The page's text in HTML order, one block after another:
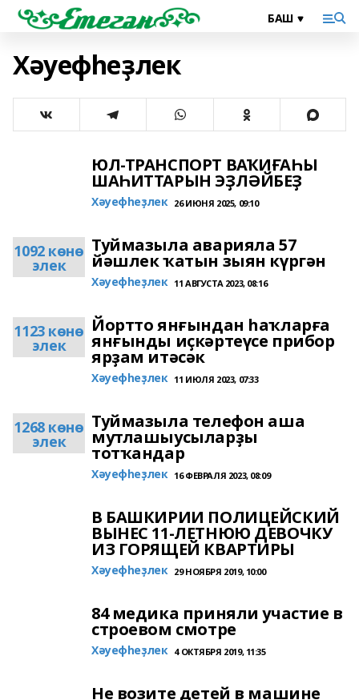
Хәуефһеҙлек
ЮЛ-ТРАНСПОРТ ВАҠИҒАҺЫ
ШАҺИТТАРЫН ЭҘЛӘЙБЕҘ
Хәуефһеҙлек 26 ИЮНЯ 2025, 09:10
1092 көнө
элек
Туймазыла аварияла 57
йәшлек ҡатын зыян күргән
Хәуефһеҙлек 11 АВГУСТА 2023, 08:16
1123 көнө
элек
Йортто янғындан һаҡларға
янғынды иҫкәртеүсе прибор
ярҙам итәсәк
Хәуефһеҙлек 11 ИЮЛЯ 2023, 07:33
1268 көнө
элек
Туймазыла телефон аша
мутлашыусыларҙы
тотҡандар
Хәуефһеҙлек 16 ФЕВРАЛЯ 2023, 08:09
В БАШКИРИИ ПОЛИЦЕЙСКИЙ
ВЫНЕС 11-ЛЕТНЮЮ ДЕВОЧКУ
ИЗ ГОРЯЩЕЙ КВАРТИРЫ
Хәуефһеҙлек 29 НОЯБРЯ 2019, 10:00
84 медика приняли участие в
строевом смотре
Хәуефһеҙлек 4 ОКТЯБРЯ 2019, 11:35
Не возите детей в машине